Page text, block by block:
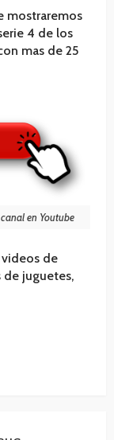
mostraremos
4 de los
mas de 25
en Youtube
videos de
de juguetes,